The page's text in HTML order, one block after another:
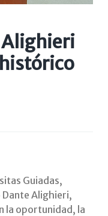
Alighieri
Guiadas,
Dante Alighieri,
la oportunidad, la